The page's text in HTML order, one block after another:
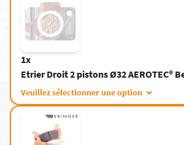
1x
Etrier Droit 2 pistons Ø32 AEROTEC®
Veuillez sélectionner une option